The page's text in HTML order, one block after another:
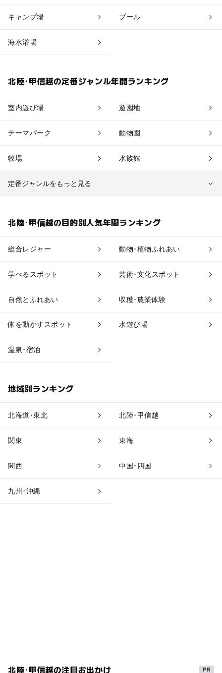
キャンプ場 プール
海水浴場
北陸･甲信越の定番ジャンル年間ランキング
室内遊び場 遊園地
テーマパーク 動物園
牧場 水族館
定番ジャンルをもっと見る
北陸･甲信越の目的別人気年間ランキング
総合レジャー 動物･植物ふれあい
学べるスポット 芸術･文化スポット
自然とふれあい 収穫･農業体験
体を動かすスポット 水遊び場
温泉･宿泊
地域別ランキング
北海道･東北 北陸･甲信越
関東 東海
関西 中国･四国
九州･沖縄
北陸･甲信越の注目お出かけ